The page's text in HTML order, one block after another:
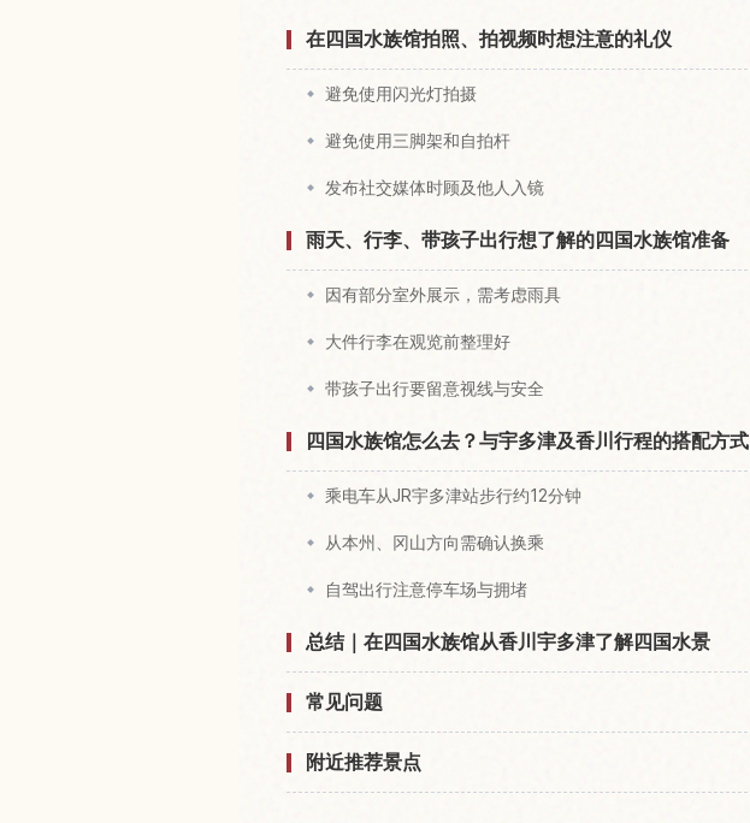
在四国水族馆拍照、拍视频时想注意的礼仪
避免使用闪光灯拍摄
避免使用三脚架和自拍杆
发布社交媒体时顾及他人入镜
雨天、行李、带孩子出行想了解的四国水族馆准备
因有部分室外展示，需考虑雨具
大件行李在观览前整理好
带孩子出行要留意视线与安全
四国水族馆怎么去？与宇多津及香川行程的搭配方式
乘电车从JR宇多津站步行约12分钟
从本州、冈山方向需确认换乘
自驾出行注意停车场与拥堵
总结｜在四国水族馆从香川宇多津了解四国水景
常见问题
附近推荐景点